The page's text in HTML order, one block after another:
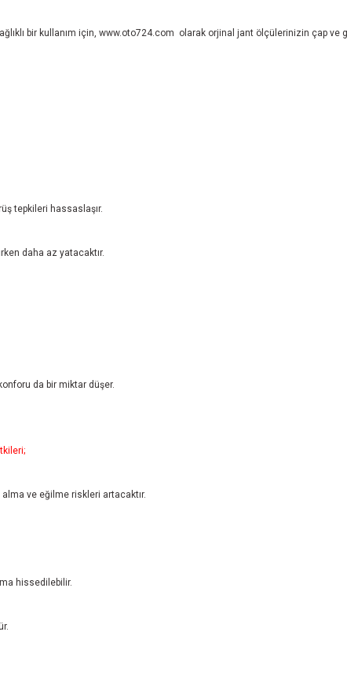
bir kullanım için, www.oto724.com olarak orjinal jant ölçülerinizin çap ve
tepkileri hassaslaşır.
daha az yatacaktır.
da bir miktar düşer.
alma ve eğilme riskleri artacaktır.
hissedilebilir.